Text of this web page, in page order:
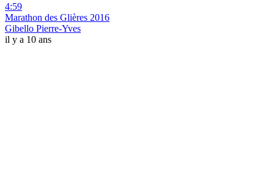
4:59
Marathon des Glières 2016
Gibello Pierre-Yves
il y a 10 ans